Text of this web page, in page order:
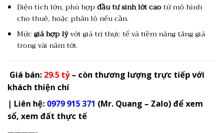
Diện tích lớn, phù hợp đầu tư sinh lời caotừ mô hình
cho thuê, hoặc phân lô nếu cần.
Mứcgiá hợp lývới giá trị thực tế và tiềm năng tăng giá
trong vài năm tới.
Giá bán: 29.5 tỷ – còn thương lượng trực tiếp với
khách thiện chí
| Liên hệ: 0979 915 371 (Mr. Quang – Zalo) để xem
sổ, xem đất thực tế